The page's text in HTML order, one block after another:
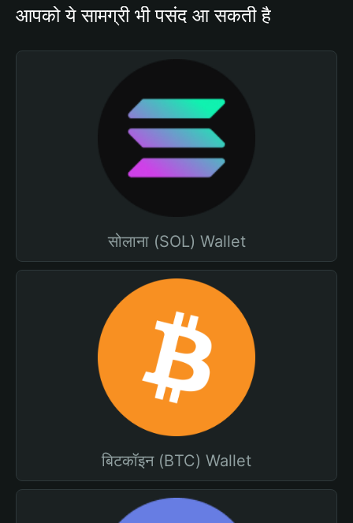
आपको ये सामग्री भी पसंद आ सकती है
सोलाना (SOL) Wallet
बिटकॉइन (BTC) Wallet